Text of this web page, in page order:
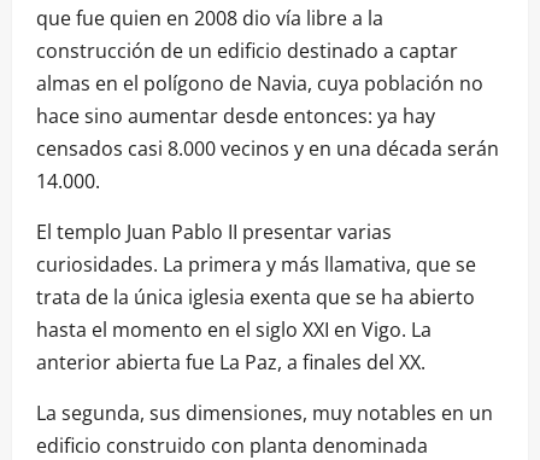
que fue quien en 2008 dio vía libre a la
construcción de un edificio destinado a captar
almas en el polígono de Navia, cuya población no
hace sino aumentar desde entonces: ya hay
censados casi 8.000 vecinos y en una década serán
14.000.
El templo Juan Pablo II presentar varias
curiosidades. La primera y más llamativa, que se
trata de la única iglesia exenta que se ha abierto
hasta el momento en el siglo XXI en Vigo. La
anterior abierta fue La Paz, a finales del XX.
La segunda, sus dimensiones, muy notables en un
edificio construido con planta denominada